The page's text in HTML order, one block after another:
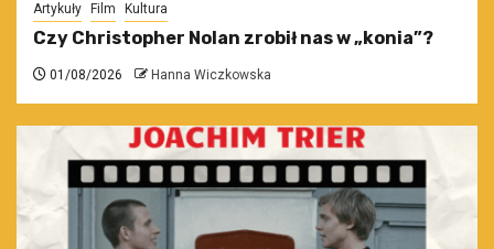
Artykuły Film Kultura
Czy Christopher Nolan zrobił nas w „konia”?
01/08/2026 Hanna Wiczkowska